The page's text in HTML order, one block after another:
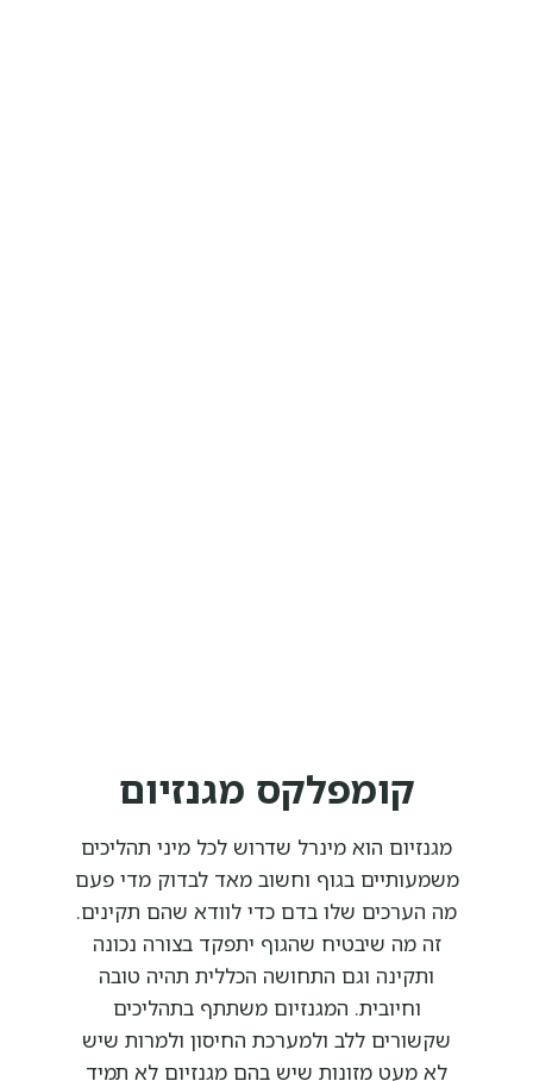
קומפלקס מגנזיום
מגנזיום הוא מינרל שדרוש לכל מיני תהליכים
משמעותיים בגוף וחשוב מאד לבדוק מדי פעם
מה הערכים שלו בדם כדי לוודא שהם תקינים.
זה מה שיבטיח שהגוף יתפקד בצורה נכונה
ותקינה וגם התחושה הכללית תהיה טובה
וחיובית. המגנזיום משתתף בתהליכים
שקשורים ללב ולמערכת החיסון ולמרות שיש
לא מעט מזונות שיש בהם מגנזיום לא תמיד